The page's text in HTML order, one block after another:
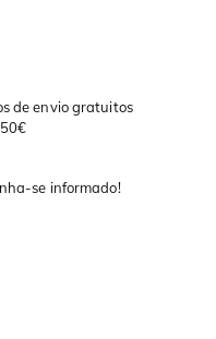
de envio gratuitos
se informado!